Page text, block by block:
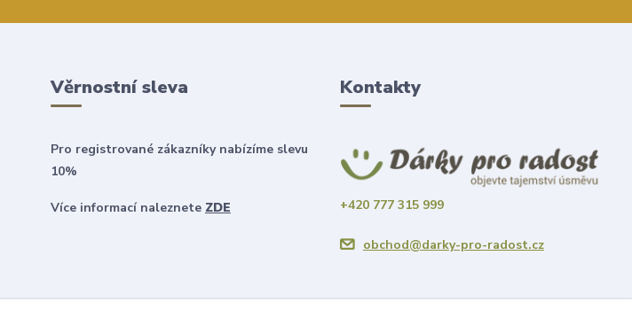
Věrnostní sleva
Pro registrované zákazníky nabízíme slevu
10%
Více informací naleznete ZDE
Kontakty
+420 777 315 999
obchod@darky-pro-radost.cz